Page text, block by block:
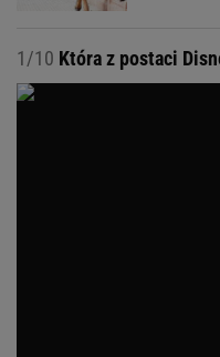
1/10 Która z postaci